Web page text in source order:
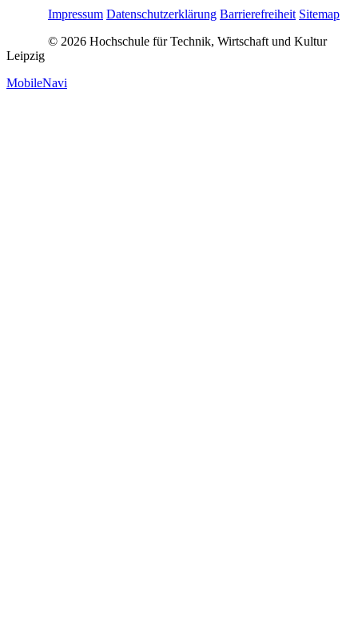
Impressum Datenschutzerklärung Barrierefreiheit Sitemap
© 2026 Hochschule für Technik, Wirtschaft und Kultur
Leipzig
MobileNavi